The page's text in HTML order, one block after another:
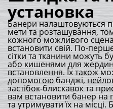
установка
Банери налаштовуються
мети та розташування,
кожного можливого
встановити свій. По-
сітки та тканини можуть
або кишенями для
встановлення. Їх також
допомогою банджі,
застібок-блискавок та
вам встановити банер на
та утримувати їх на